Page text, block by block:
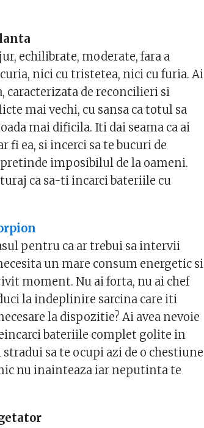
echilibrate, moderate, fara a
nici cu tristetea, nici cu furia. Ai
caracterizata de reconcilieri si
mai vechi, cu sansa ca totul sa
mai dificila. Iti dai seama ca ai
fi ea, si incerci sa te bucuri de
imposibilul de la oameni.
ca sa-ti incarci bateriile cu
pentru ca ar trebui sa intervii
un mare consum energetic si
moment. Nu ai forta, nu ai chef
la indeplinire sarcina care iti
la dispozitie? Ai avea nevoie
bateriile complet golite in
sa te ocupi azi de o chestiune
nu inainteaza iar neputinta te